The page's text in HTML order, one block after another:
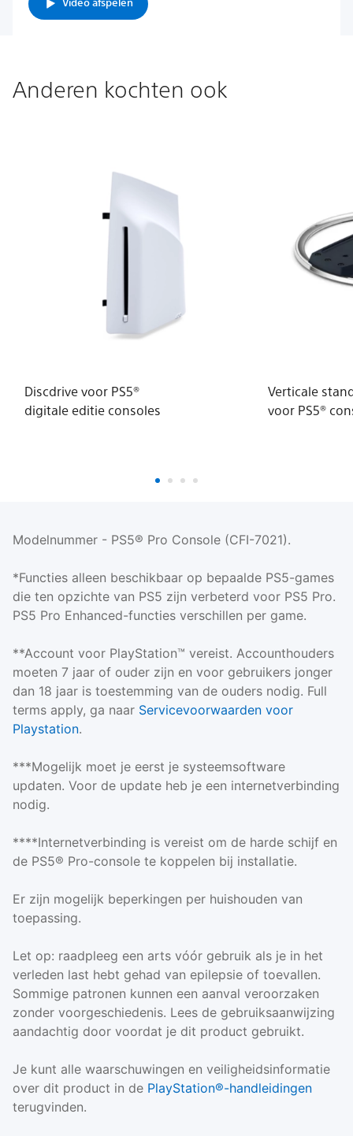
Anderen kochten ook
Discdrive voor PS5®
digitale editie consoles
Verticale
voor PS5®
Modelnummer - PS5® Pro Console (CFI-7021).
*Functies alleen beschikbaar op bepaalde PS5-games
die ten opzichte van PS5 zijn verbeterd voor PS5 Pro.
PS5 Pro Enhanced-functies verschillen per game.
**Account voor PlayStation™ vereist. Accounthouders
moeten 7 jaar of ouder zijn en voor gebruikers jonger
dan 18 jaar is toestemming van de ouders nodig. Full
terms apply, ga naar Servicevoorwaarden voor
Playstation.
***Mogelijk moet je eerst je systeemsoftware
updaten. Voor de update heb je een internetverbinding
nodig.
****Internetverbinding is vereist om de harde schijf en
de PS5® Pro-console te koppelen bij installatie.
Er zijn mogelijk beperkingen per huishouden van
toepassing.
Let op: raadpleeg een arts vóór gebruik als je in het
verleden last hebt gehad van epilepsie of toevallen.
Sommige patronen kunnen een aanval veroorzaken
zonder voorgeschiedenis. Lees de gebruiksaanwijzing
aandachtig door voordat je dit product gebruikt.
Je kunt alle waarschuwingen en veiligheidsinformatie
over dit product in de PlayStation®-handleidingen
terugvinden.